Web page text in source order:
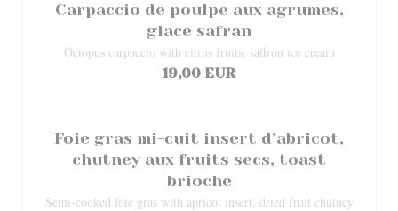
Carpaccio de poulpe aux agrumes,
glace safran
Octopus carpaccio with citrus fruits, saffron ice cream
19,00 EUR
Foie gras mi-cuit insert d’abricot,
chutney aux fruits secs, toast
brioché
Semi-cooked foie gras with apricot insert, dried fruit chutney